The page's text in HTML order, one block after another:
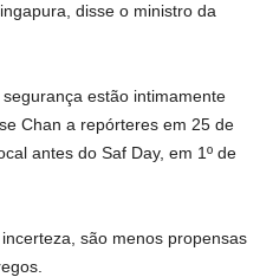
disse o ministro da
estão intimamente
Chan a repórteres em 25 de
antes do Saf Day, em 1º de
são menos propensas